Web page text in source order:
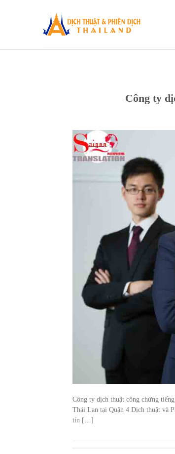
Công ty
Công ty dịch thuật công chứng
Thái Lan tại Quận 4 Dịch thuật và
tín […]